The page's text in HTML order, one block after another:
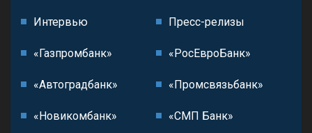
Интервью Пресс-релизы
«Газпромбанк» «РосЕвроБанк»
«Автоградбанк» «Промсвязьбанк»
«Новикомбанк» «СМП Банк»